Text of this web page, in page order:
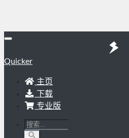
Quicker
主页
下载
专业版